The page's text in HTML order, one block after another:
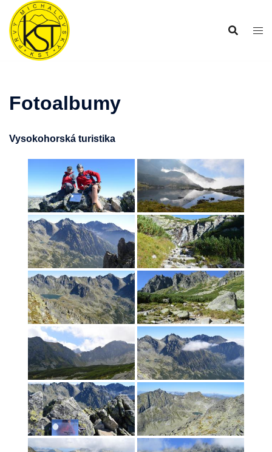
Preskočiť
obsah
Fotoalbumy
Vysokohorská turistika